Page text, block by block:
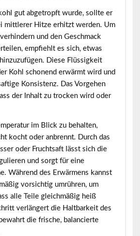
gut abgetropft wurde, sollte er
mittlerer Hitzeerhitzt werden. Um
und den Geschmack
empfiehlt es sich, etwas
Diese Flüssigkeit
Kohl schonend erwärmt wird und
Konsistenz. Das Vorgehen
der Inhalt zu trocken wird oder
im Blick zu behalten,
kocht oder anbrennt. Durch das
oder Fruchtsaft lässt sich die
und sorgt für eine
Während des Erwärmens kannst
vorsichtig umrühren, um
alle Teile gleichmäßig heiß
verlängert die Haltbarkeit des
die frische, balancierte